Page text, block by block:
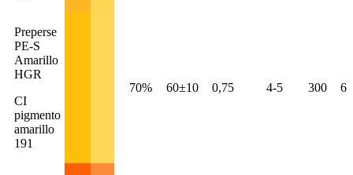
Preperse
PE-S
Amarillo
HGR
CI
pigmento
amarillo
191
70% 60±10 0,75 4-5 300 6